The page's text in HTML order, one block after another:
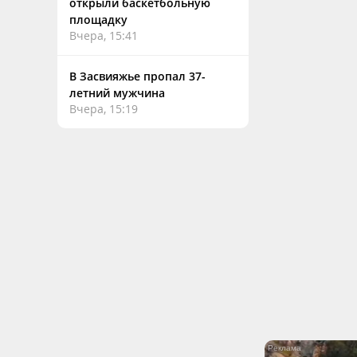
площадку
Вчера, 15:41
В Засвияжье пропал 37-
летний мужчина
Вчера, 15:19